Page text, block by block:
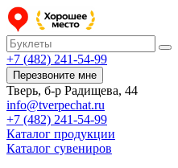
+7 (482) 241-54-99
Перезвоните мне
Тверь, б-р Радищева, 44
info@tverpechat.ru
+7 (482) 241-54-99
Каталог продукции
Каталог сувениров